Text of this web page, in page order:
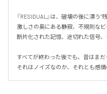
『RESIDUAL』は、破壊の後に漂う“
激しさの奥にある静寂、不規則なビ
断片化された記憶、途切れた信号、
すべてが終わった後でも、音はまだ
それはノイズなのか、それとも感情